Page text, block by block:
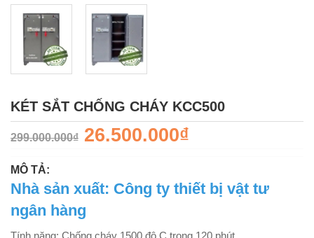
KÉT SẮT CHỐNG CHÁY KCC500
299.000.000₫ 26.500.000₫
MÔ TẢ:
Nhà sản xuất: Công ty thiết bị vật tư
ngân hàng
Tính năng: Chống cháy 1500 độ C trong 120 phút